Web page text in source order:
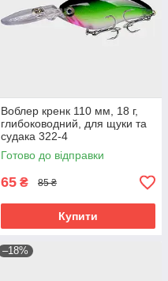
Воблер кренк 110 мм, 18 г,
глибоководний, для щуки та
судака 322-4
Готово до відправки
65 ₴ 85 ₴
Купити
–18%